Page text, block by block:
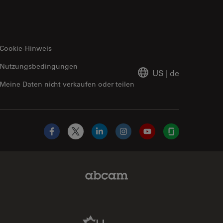
Cookie-Hinweis
Meine Daten nicht verkaufen oder teilen
Nutzungsbedingungen
US | de
Facebook
X LinkedInInstagramYouTubeGlassdoor